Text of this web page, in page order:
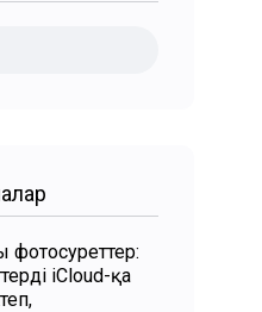
фотосуреттер:
iCloud-қа